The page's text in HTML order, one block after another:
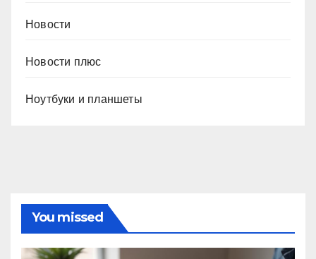
Новости
Новости плюс
Ноутбуки и планшеты
You missed